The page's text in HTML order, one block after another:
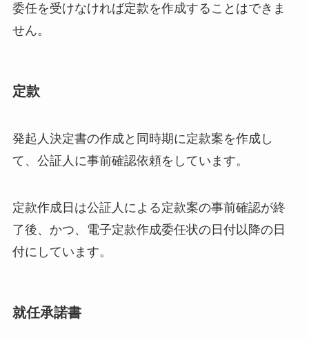
委任を受けなければ定款を作成することはできま
せん。
定款
発起人決定書の作成と同時期に定款案を作成し
て、公証人に事前確認依頼をしています。
定款作成日は公証人による定款案の事前確認が終
了後、かつ、電子定款作成委任状の日付以降の日
付にしています。
就任承諾書